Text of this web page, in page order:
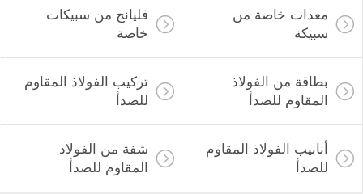
معدات خاصة من
سبيكة
فليانج من سبيكات
خاصة
بطاقة من الفولاذ
المقاوم للصدأ
تركيب الفولاذ المقاوم
للصدأ
أنابيب الفولاذ المقاوم
للصدأ
شفة من الفولاذ
المقاوم للصدأ